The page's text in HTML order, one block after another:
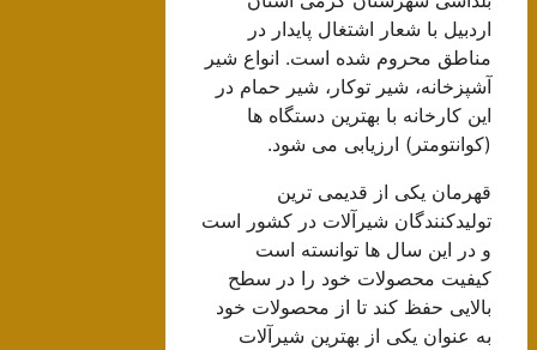
اردبیل با شعار اشتغال پایدار در
مناطق محروم شده است. انواع شیر
آشپزخانه، شیر توکار، شیر حمام در
این کارخانه با بهترین دستگاه ها
(کوانتومتر) ارزیابی می شود.
قهرمان یکی از قدیمی ترین
تولیدکنندگان شیرآلات در کشور است
و در این سال ها توانسته است
کیفیت محصولات خود را در سطح
بالایی حفظ کند تا از محصولات خود
به عنوان یکی از بهترین شیرآلات